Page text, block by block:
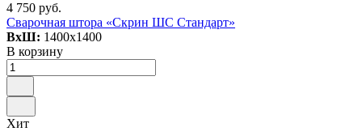
4 750 руб.
Сварочная штора «Скрин ШС Стандарт»
ВxШ: 1400x1400
В корзину
Хит